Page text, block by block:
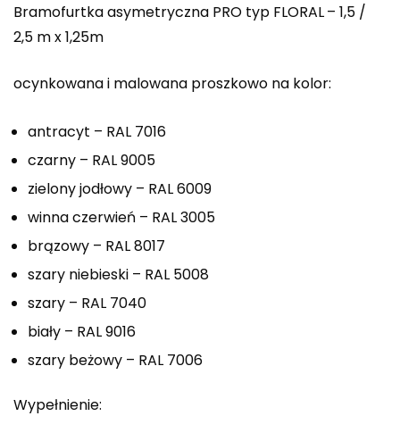
Bramofurtka asymetryczna PRO typ FLORAL– 1,5 /
2,5 m x 1,25m
ocynkowana i malowana proszkowo na kolor:
antracyt – RAL 7016
czarny – RAL 9005
zielony jodłowy – RAL 6009
winna czerwień – RAL 3005
brązowy – RAL 8017
szary niebieski – RAL 5008
szary – RAL 7040
biały – RAL 9016
szary beżowy – RAL 7006
Wypełnienie: